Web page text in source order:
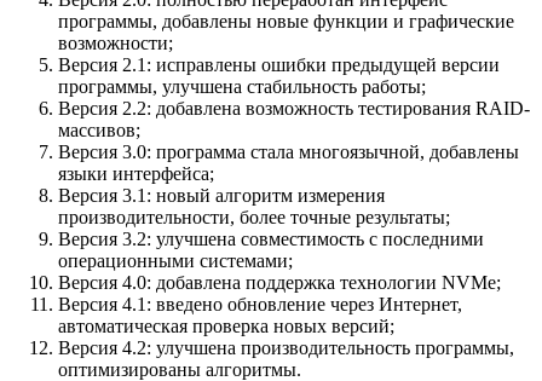
программы, добавлены новые функции и графические
возможности;
Версия 2.1: исправлены ошибки предыдущей версии
программы, улучшена стабильность работы;
Версия 2.2: добавлена возможность тестирования RAID-
массивов;
Версия 3.0: программа стала многоязычной, добавлены
языки интерфейса;
Версия 3.1: новый алгоритм измерения
производительности, более точные результаты;
Версия 3.2: улучшена совместимость с последними
операционными системами;
Версия 4.0: добавлена поддержка технологии NVMe;
Версия 4.1: введено обновление через Интернет,
автоматическая проверка новых версий;
Версия 4.2: улучшена производительность программы,
оптимизированы алгоритмы.